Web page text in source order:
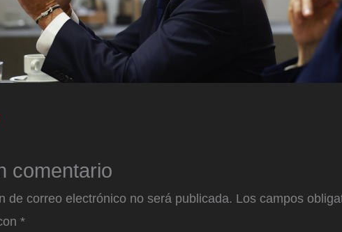
comentario
de correo electrónico no será publicada. Los campos
*